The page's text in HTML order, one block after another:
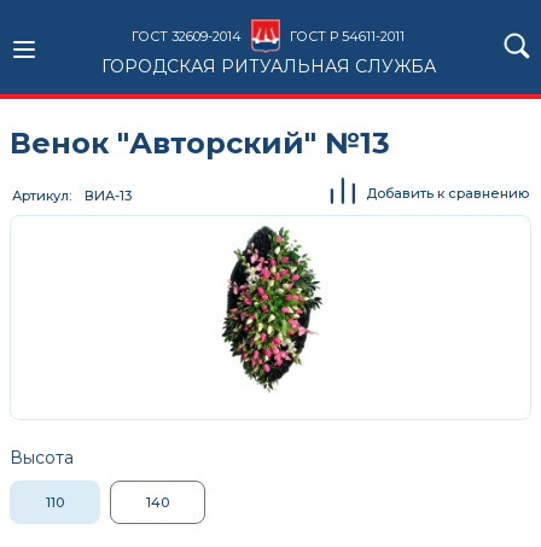
ГОСТ 32609-2014 ГОСТ Р 54611-2011
ГОРОДСКАЯ РИТУАЛЬНАЯ СЛУЖБА
Венок "Авторский" №13
Высота
110 140
Артикул ВИА-13 Добавить к сравнению